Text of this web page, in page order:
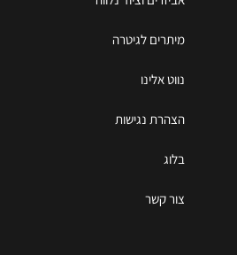
מיתרים לגיטרה
נווט אלינו
הצהרת נגישות
בלוג
צור קשר